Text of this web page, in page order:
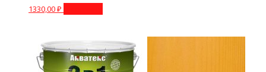
1330,00₽